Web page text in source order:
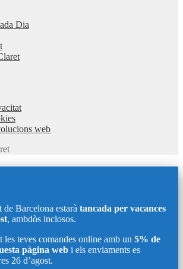
Dia
web
Barcelona estarà tancada per vacances
, ambdòs inclosos.
les teves comandes online amb un 5% de
pàgina web i els enviaments es
26 d’agost.